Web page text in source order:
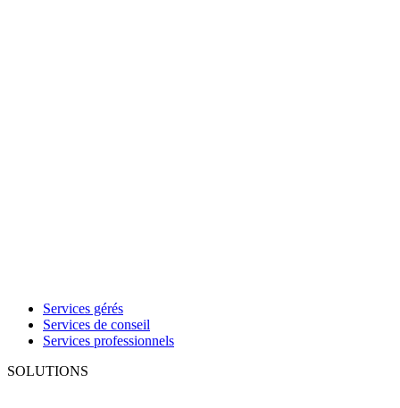
Services gérés
Services de conseil
Services professionnels
SOLUTIONS